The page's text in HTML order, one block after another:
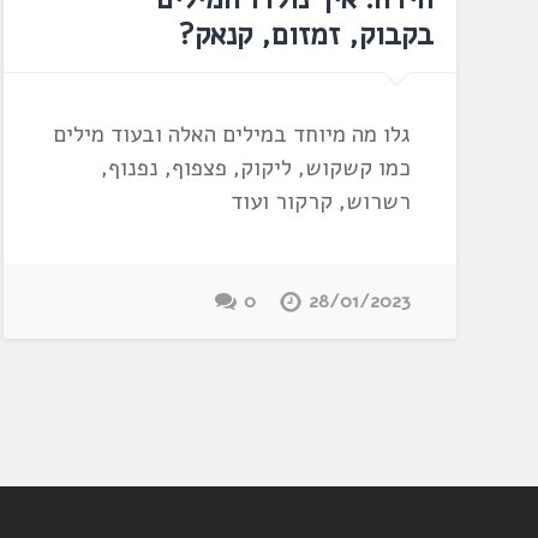
בקבוק, זמזום, קנאק?
גלו מה מיוחד במילים האלה ובעוד מילים
כמו קשקוש, ליקוק, פצפוף, נפנוף,
רשרוש, קרקור ועוד
28/01/2023
0